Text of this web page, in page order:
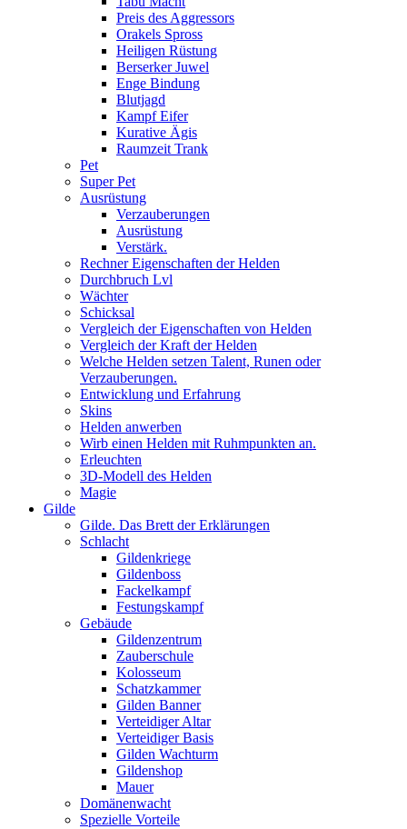
Preis des Aggressors
Orakels Spross
Heiligen Rüstung
Berserker Juwel
Enge Bindung
Blutjagd
Kampf Eifer
Kurative Ägis
Raumzeit Trank
Pet
Super Pet
Ausrüstung
Verzauberungen
Ausrüstung
Verstärk.
Rechner Eigenschaften der Helden
Durchbruch Lvl
Wächter
Schicksal
Vergleich der Eigenschaften von Helden
Vergleich der Kraft der Helden
Welche Helden setzen Talent, Runen oder
Verzauberungen.
Entwicklung und Erfahrung
Skins
Helden anwerben
Wirb einen Helden mit Ruhmpunkten an.
Erleuchten
3D-Modell des Helden
Magie
Gilde
Gilde. Das Brett der Erklärungen
Schlacht
Gildenkriege
Gildenboss
Fackelkampf
Festungskampf
Gebäude
Gildenzentrum
Zauberschule
Kolosseum
Schatzkammer
Gilden Banner
Verteidiger Altar
Verteidiger Basis
Gilden Wachturm
Gildenshop
Mauer
Domänenwacht
Spezielle Vorteile